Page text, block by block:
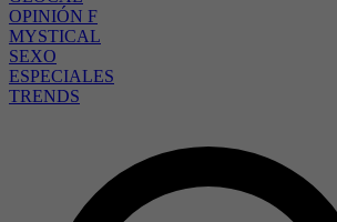
OPINIÓN F
MYSTICAL
SEXO
ESPECIALES
TRENDS